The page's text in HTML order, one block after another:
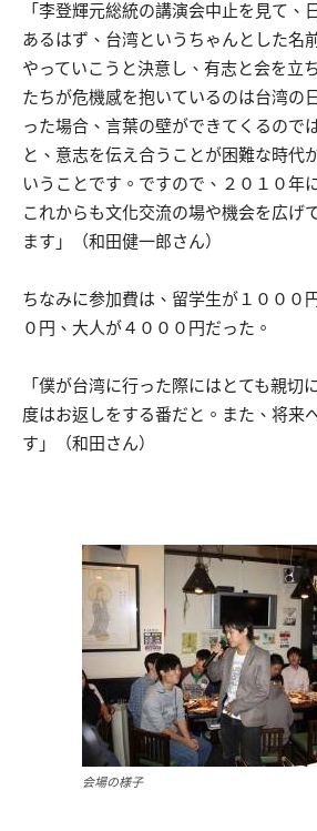
「李登輝元総統の講演会中止を見て、
あるはず、台湾というちゃんとした名
やっていこうと決意し、有志と会を立
たちが危機感を抱いているのは台湾の
った場合、言葉の壁ができてくるので
と、意志を伝え合うことが困難な時代
いうことです。ですので、２０１０年
これからも文化交流の場や機会を広げ
ます」（和田健一郎さん）
ちなみに参加費は、留学生が１０００
０円、大人が４０００円だった。
「僕が台湾に行った際にはとても親切
度はお返しをする番だと。また、将来
す」（和田さん）
会場の様子